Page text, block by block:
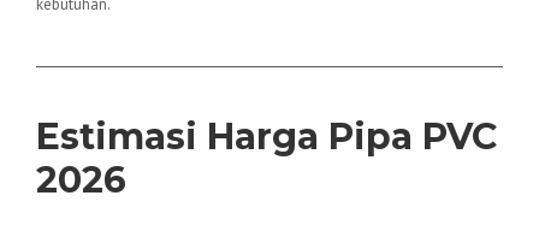
kebutuhan.
Estimasi Harga Pipa PVC
2026